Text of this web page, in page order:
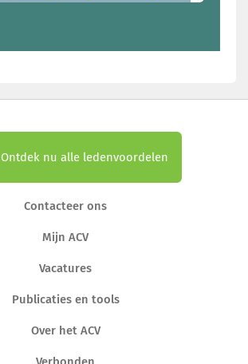
Ontdek nu alle ledenvoordelen
Contacteer ons
Mijn ACV
Vacatures
Publicaties en tools
Over het ACV